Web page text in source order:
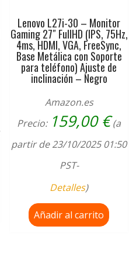
Lenovo L27i-30 – Monitor
Gaming 27″ FullHD (IPS, 75Hz,
4ms, HDMI, VGA, FreeSync,
Base Metálica con Soporte
para teléfono) Ajuste de
inclinación – Negro
Amazon.es
Precio: 159,00€ (a
partir de 23/10/2025 01:50
PST-
Detalles)
Añadir al carrito